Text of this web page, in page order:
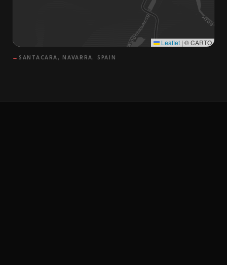
Leaflet | © CARTO
→ SANTACARA, NAVARRA, SPAIN